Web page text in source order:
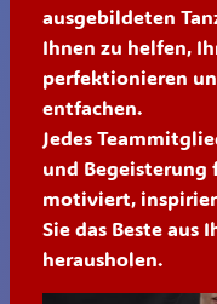
ausgebildeten
Ihnen zu helfen,
perfektionieren
entfachen.
Jedes
und Begeisterung
motiviert,
Sie das Beste aus
herausholen.